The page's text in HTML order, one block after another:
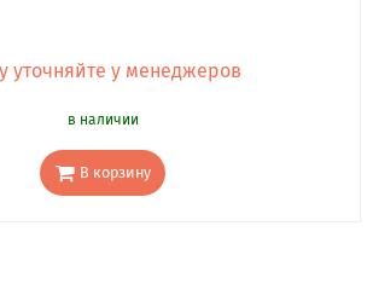
уточняйте у менеджеров
в наличии
В корзину